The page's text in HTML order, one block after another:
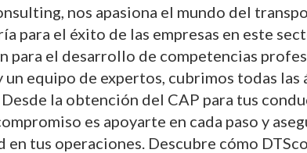
nos apasiona el mundo del
para el éxito de las empresas en este
para el desarrollo de competencias
un equipo de expertos, cubrimos todas
Desde la obtención del CAP para tus
es apoyarte en cada paso y
en tus operaciones. Descubre cómo